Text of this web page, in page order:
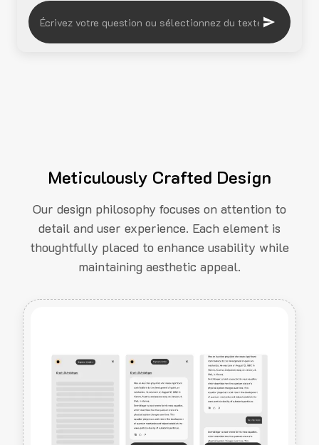
Meticulously Crafted Design
Our design philosophy focuses on attention to
detail and user experience. Each element is
thoughtfully placed to enhance usability while
maintaining aesthetic appeal.